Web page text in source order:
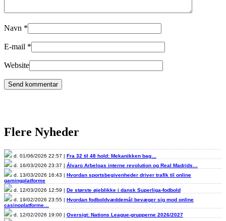
Navn *
E-mail *
Website
Flere Nyheder
d. 01/06/2026 22:57 | Fra 32 til 48 hold: Mekanikken bag…
d. 16/03/2026 23:37 | Álvaro Arbeloas interne revolution og Real Madrids…
d. 13/03/2026 16:43 | Hvordan sportsbegivenheder driver trafik til online
gamingplatforme
d. 12/03/2026 12:59 | De største øjeblikke i dansk Superliga-fodbold
d. 19/02/2026 23:55 | Hvordan fodboldvæddemål bevæger sig mod online
casinoplatforme…
d. 12/02/2026 19:00 | Oversigt: Nations League-grupperne 2026/2027